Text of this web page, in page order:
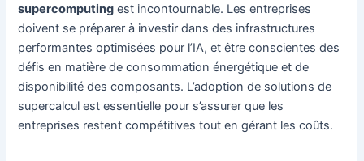
supercomputing est incontournable. Les entreprises
doivent se préparer à investir dans des infrastructures
performantes optimisées pour l’IA, et être conscientes des
défis en matière de consommation énergétique et de
disponibilité des composants. L’adoption de solutions de
supercalcul est essentielle pour s’assurer que les
entreprises restent compétitives tout en gérant les coûts.